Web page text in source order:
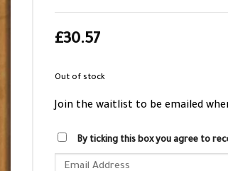
£30.57
Out of stock
Join the waitlist to be emailed
By ticking this box you agree to
Enter